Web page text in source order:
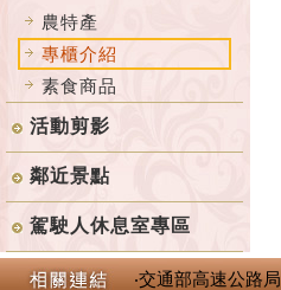
農特產
專櫃介紹
素食商品
活動剪影
鄰近景點
駕駛人休息室專區
‧交通部高速公路局